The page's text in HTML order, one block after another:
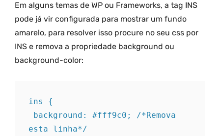
Em alguns temas de WP ou Frameworks, a tag INS
pode já vir configurada para mostrar um fundo
amarelo, para resolver isso procure no seu css por
INS e remova a propriedade background ou
background-color:
ins {
esta linha*/